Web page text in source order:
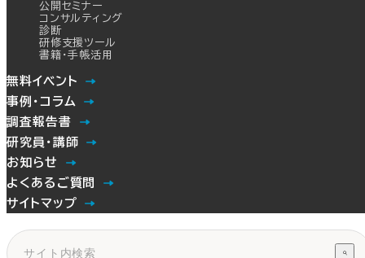
公開セミナー
コンサルティング
診断
研修支援ツール
書籍・手帳活用
無料イベント
事例・コラム
調査報告書
研究員・講師
お知らせ
よくあるご質問
サイトマップ